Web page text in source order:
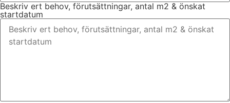
Beskriv ert behov, förutsättningar, antal m2 & önskat
startdatum